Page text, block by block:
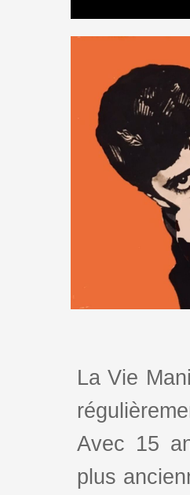
La Vie
Avec 15
plus